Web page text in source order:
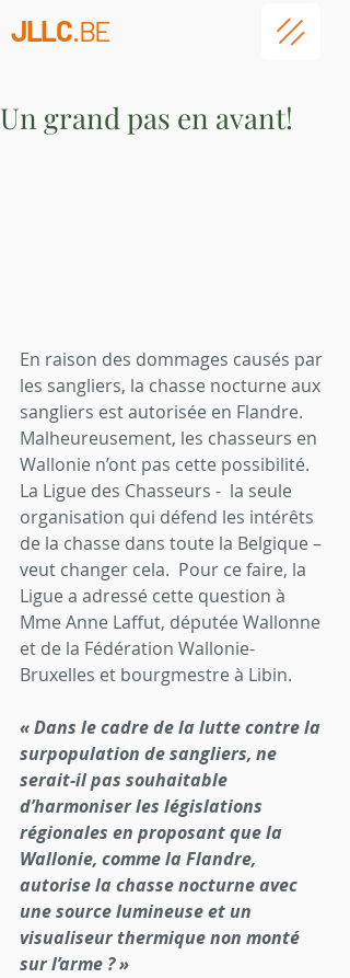
JLLC.BE
Un grand pas en avant!
En raison des dommages causés par
les sangliers, la chasse nocturne aux
sangliers est autorisée en Flandre.
Malheureusement, les chasseurs en
Wallonie n’ont pas cette possibilité.
La Ligue des Chasseurs -  la seule
organisation qui défend les intérêts
de la chasse dans toute la Belgique –
veut changer cela.  Pour ce faire, la
Ligue a adressé cette question à
Mme Anne Laffut, députée Wallonne
et de la Fédération Wallonie-
Bruxelles et bourgmestre à Libin.
« Dans le cadre de la lutte contre la
surpopulation de sangliers, ne
serait-il pas souhaitable
d’harmoniser les législations
régionales en proposant que la
Wallonie, comme la Flandre,
autorise la chasse nocturne avec
une source lumineuse et un
visualiseur thermique non monté
sur l’arme ? »